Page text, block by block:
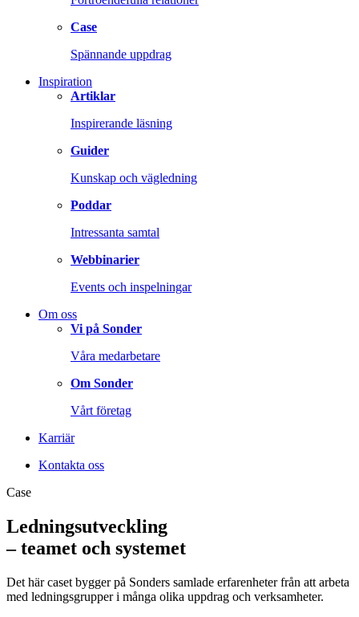
Case
Spännande uppdrag
Inspiration
Artiklar
Inspirerande läsning
Guider
Kunskap och vägledning
Poddar
Intressanta samtal
Webbinarier
Events och inspelningar
Om oss
Vi på Sonder
Våra medarbetare
Om Sonder
Vårt företag
Karriär
Kontakta oss
Case
Ledningsutveckling
– teamet och systemet
Det här caset bygger på Sonders samlade erfarenheter från att arbeta
med ledningsgrupper i många olika uppdrag och verksamheter.